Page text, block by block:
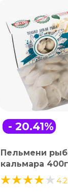
- 20.41%
Пельмени
кальмара
4.2